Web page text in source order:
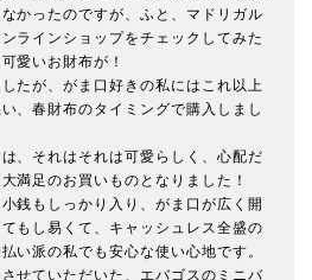
かったのですが、ふと、マドリガル
ラインショップをチェックしてみた
愛いお財布が！
たが、がま口好きの私にはこれ以上
、春財布のタイミングで購入しまし
、それはそれは可愛らしく、心配だ
満足のお買いものとなりました！
銭もしっかり入り、がま口が広く開
もし易くて、キャッシュレス全盛の
い派の私でも安心な使い心地です。
せていただいた、エバゴスのミニバ